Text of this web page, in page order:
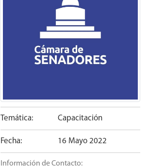
Temática: Capacitación
Fecha: 16 Mayo 2022
Información de Contacto: